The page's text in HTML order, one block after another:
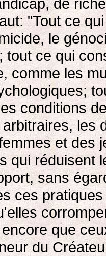
"Tout ce
le
tout ce qui
comme les
conditions
les
et des
qui réduisent
sans
ces
que
du